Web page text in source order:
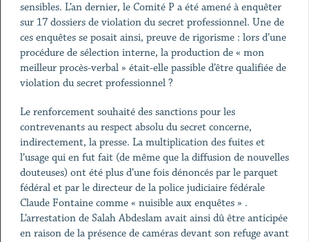
sensibles. L’an dernier, le Comité P a été amené à enquêter
sur 17 dossiers de violation du secret professionnel. Une de
ces enquêtes se posait ainsi, preuve de rigorisme : lors d’une
procédure de sélection interne, la production de « mon
meilleur procès-verbal » était-elle passible d’être qualifiée de
violation du secret professionnel ?
Le renforcement souhaité des sanctions pour les
contrevenants au respect absolu du secret concerne,
indirectement, la presse. La multiplication des fuites et
l’usage qui en fut fait (de même que la diffusion de nouvelles
douteuses) ont été plus d’une fois dénoncés par le parquet
fédéral et par le directeur de la police judiciaire fédérale
Claude Fontaine comme « nuisible aux enquêtes » .
L’arrestation de Salah Abdeslam avait ainsi dû être anticipée
en raison de la présence de caméras devant son refuge avant